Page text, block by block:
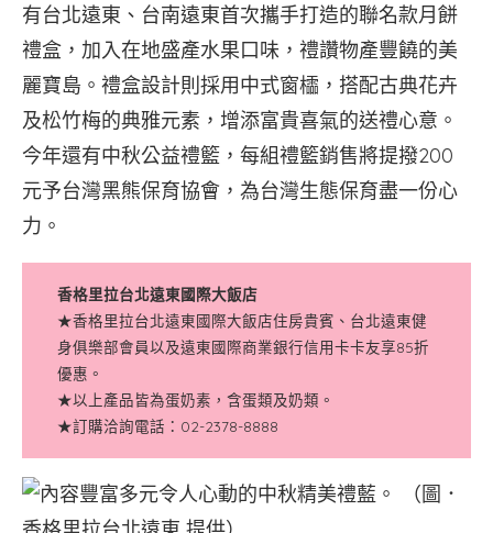
有台北遠東、台南遠東首次攜手打造的聯名款月餅
禮盒，加入在地盛產水果口味，禮讚物產豐饒的美
麗寶島。禮盒設計則採用中式窗櫺，搭配古典花卉
及松竹梅的典雅元素，增添富貴喜氣的送禮心意。
今年還有中秋公益禮籃，每組禮籃銷售將提撥200
元予台灣黑熊保育協會，為台灣生態保育盡一份心
力。
香格里拉台北遠東國際大飯店
★香格里拉台北遠東國際大飯店住房貴賓、台北遠東健
身俱樂部會員以及遠東國際商業銀行信用卡卡友享85折
優惠。
★以上產品皆為蛋奶素，含蛋類及奶類。
★訂購洽詢電話：02-2378-8888